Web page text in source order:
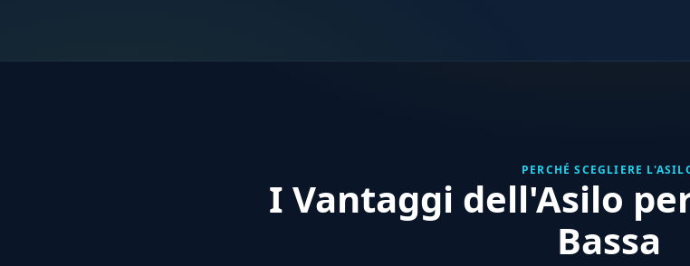
PERCHÉ SCEGLIERE
I Vantaggi dell'Asilo
Bassa